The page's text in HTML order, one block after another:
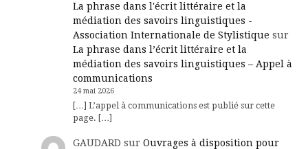
La phrase dans l'écrit littéraire et la
médiation des savoirs linguistiques -
Association Internationale de Stylistique sur
La phrase dans l’écrit littéraire et la
médiation des savoirs linguistiques – Appel à
communications
24 mai 2026
[…] L’appel à communications est publié sur cette
page. […]
GAUDARD sur Ouvrages à disposition pour